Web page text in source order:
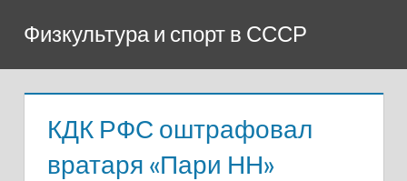
содержимому
Физкультура и спорт в СССР
КДК РФС оштрафовал
вратаря «Пари НН»